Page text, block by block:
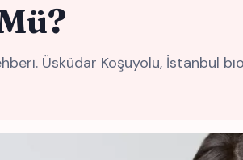
Üsküdar Koşuyolu, İstanbul